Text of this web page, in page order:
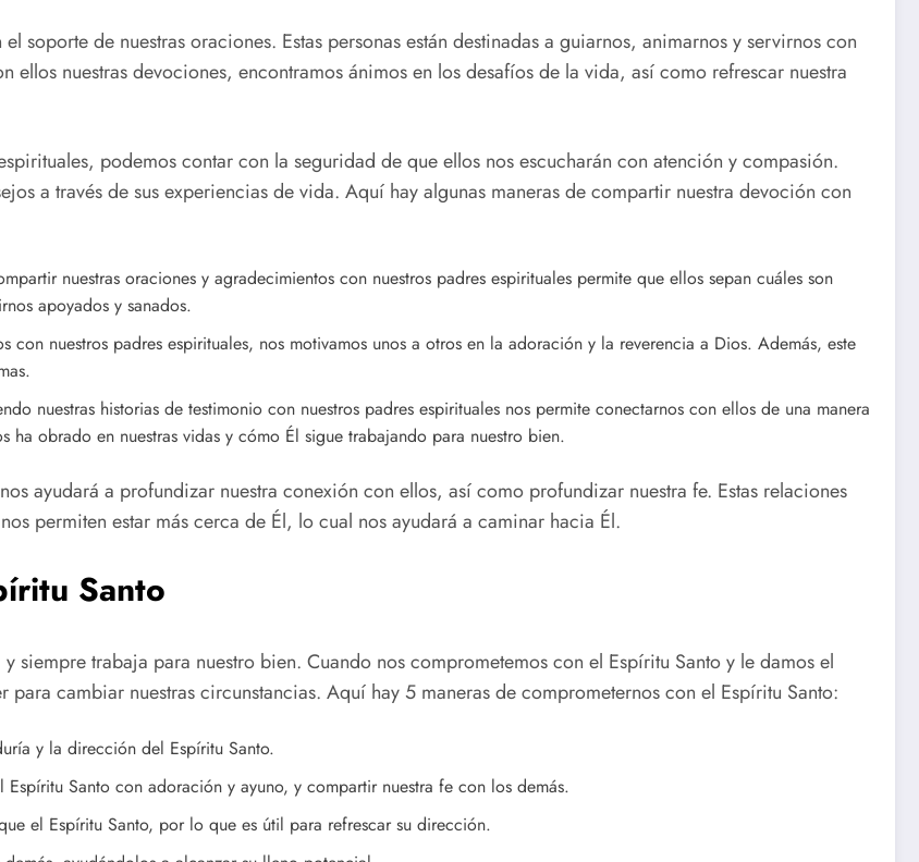
soporte de nuestras oraciones. Estas personas están destinadas a guiarnos, animarnos y servirnos con
ellos nuestras devociones, encontramos ánimos en los desafíos de la vida, así como refrescar nuestra
podemos contar con la seguridad de que ellos nos escucharán con atención y compasión.
a través de sus experiencias de vida. Aquí hay algunas maneras de compartir nuestra devoción con
nuestras oraciones y agradecimientos con nuestros padres espirituales permite que ellos sepan cuáles son
apoyados y sanados.
con nuestros padres espirituales, nos motivamos unos a otros en la adoración y la reverencia a Dios. Además, este
nuestras historias de testimonio con nuestros padres espirituales nos permite conectarnos con ellos de una manera
obrado en nuestras vidas y cómo Él sigue trabajando para nuestro bien.
ayudará a profundizar nuestra conexión con ellos, así como profundizar nuestra fe. Estas relaciones
permiten estar más cerca de Él, lo cual nos ayudará a caminar hacia Él.
Santo
siempre trabaja para nuestro bien. Cuando nos comprometemos con el Espíritu Santo y le damos el
cambiar nuestras circunstancias. Aquí hay 5 maneras de comprometernos con el Espíritu Santo:
y la dirección del Espíritu Santo.
Santo con adoración y ayuno, y compartir nuestra fe con los demás.
el Espíritu Santo, por lo que es útil para refrescar su dirección.